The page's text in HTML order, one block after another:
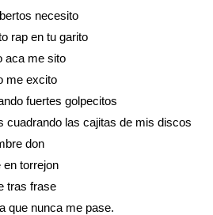
necesito
rap en tu garito
aca me sito
me excito
fuertes golpecitos
cuadrando las cajitas de mis discos
don
en torrejon
tras frase
que nunca me pase.